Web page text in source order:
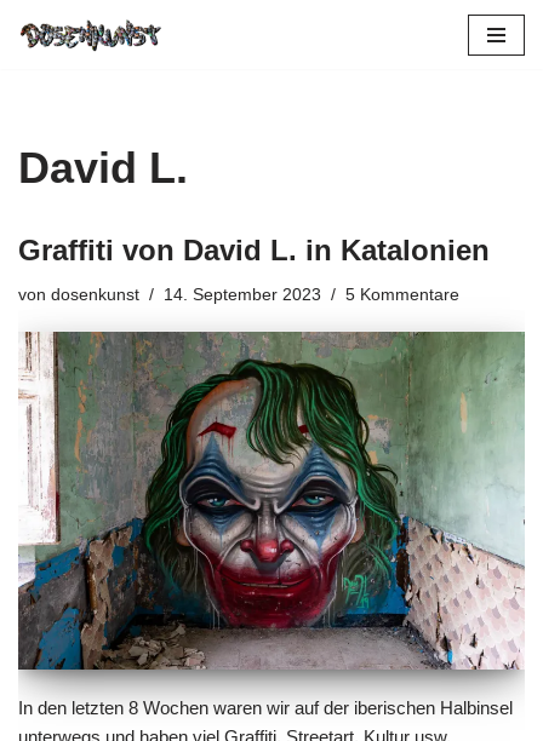
David L.
Graffiti von David L. in Katalonien
von dosenkunst 14. September 2023 5 Kommentare
In den letzten 8 Wochen waren wir auf der iberischen Halbinsel